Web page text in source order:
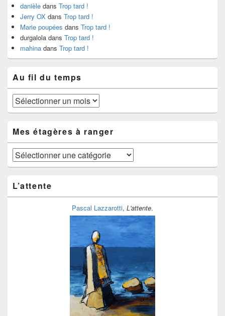
danièle dans Trop tard !
Jerry OX dans Trop tard !
Marie poupées dans Trop tard !
durgalola dans Trop tard !
mahina dans Trop tard !
Au fil du temps
Au
fil
temps
Mes étagères à ranger
Mes
étagères
ranger
L’attente
Pascal Lazzarotti, L'attente.